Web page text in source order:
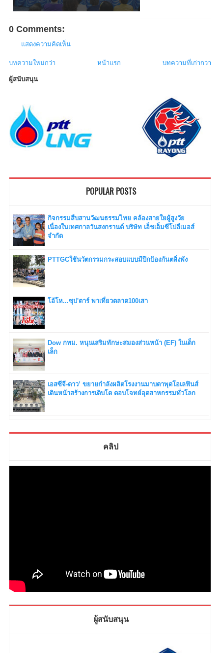
0 Comments:
แสดงความคิดเห็น
บทความใหม่กว่า บทความที่เก่ากว่า
หน้าแรก
ผู้สนับสนุน
POPULAR POSTS
กิจกรรมสืบสานวัฒนธรรมไทย คล้องสายใยผู้สูงวัย
เนื่องในเทศกาลวันสงกรานต์ บริษัท เอ็ชเอ็มซีโปลีเมอส์
จำกัด
PTTGCใช้นวัตกรรมกระสอบแบบมีปีกป้องกันตลิ่งพัง
โอ้โห...ซุป'ตาร์ พาเที่ยวตลาด100เสา
Dow กทม. หนุนเสริมทักษะสมองส่วนหน้า (EF) ในเด็ก
เล็ก
เอสซีจี-ดาว’ ขยายกำลังผลิตโรงงานมาบตาพุดโอเลฟินส์
เดินหน้าสร้างการเติบโต ตอบโจทย์อุตสาหกรรมทั่วโลก
คลิป
ผู้สนับสนุน